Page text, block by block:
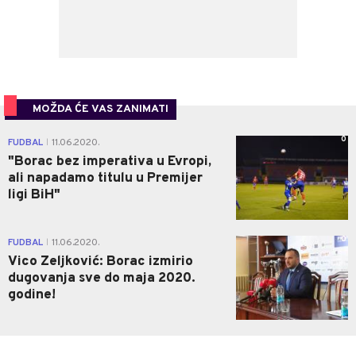
MOŽDA ĆE VAS ZANIMATI
FUDBAL 11.06.2020.
"Borac bez imperativa u Evropi,
ali napadamo titulu u Premijer
ligi BiH"
0
FUDBAL 11.06.2020.
Vico Zeljković: Borac izmirio
dugovanja sve do maja 2020.
godine!
0